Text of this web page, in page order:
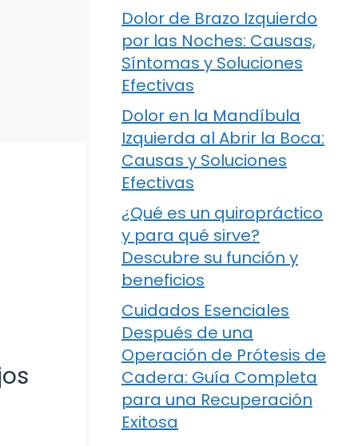
Dolor de Brazo Izquierdo
por las Noches: Causas,
Síntomas y Soluciones
Efectivas
Dolor en la Mandíbula
Izquierda al Abrir la Boca:
Causas y Soluciones
Efectivas
¿Qué es un quiropráctico
y para qué sirve?
Descubre su función y
beneficios
Cuidados Esenciales
Después de una
Operación de Prótesis de
Cadera: Guía Completa
para una Recuperación
Exitosa